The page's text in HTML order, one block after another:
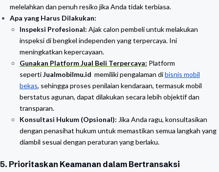
melelahkan dan penuh resiko jika Anda tidak terbiasa.
Apa yang Harus Dilakukan:
Inspeksi Profesional: Ajak calon pembeli untuk melakukan
inspeksi di bengkel independen yang terpercaya. Ini
meningkatkan kepercayaan.
Gunakan Platform Jual Beli Terpercaya: Platform
sepertiJualmobilmu.id memiliki pengalaman dibisnis mobil
bekas, sehingga proses penilaian kendaraan, termasuk mobil
berstatus agunan, dapat dilakukan secara lebih objektif dan
transparan.
Konsultasi Hukum (Opsional): Jika Anda ragu, konsultasikan
dengan penasihat hukum untuk memastikan semua langkah yang
diambil sesuai dengan peraturan yang berlaku.
5. Prioritaskan Keamanan dalam Bertransaksi